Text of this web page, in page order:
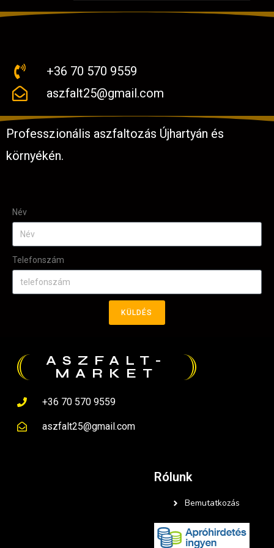
+36 70 570 9559
aszfalt25@gmail.com
Professzionális aszfaltozás Újhartyán és
környékén.
Név
Telefonszám
KÜLDÉS
ASZFALT-
MARKET
+36 70 570 9559
aszfalt25@gmail.com
Rólunk
Bemutatkozás